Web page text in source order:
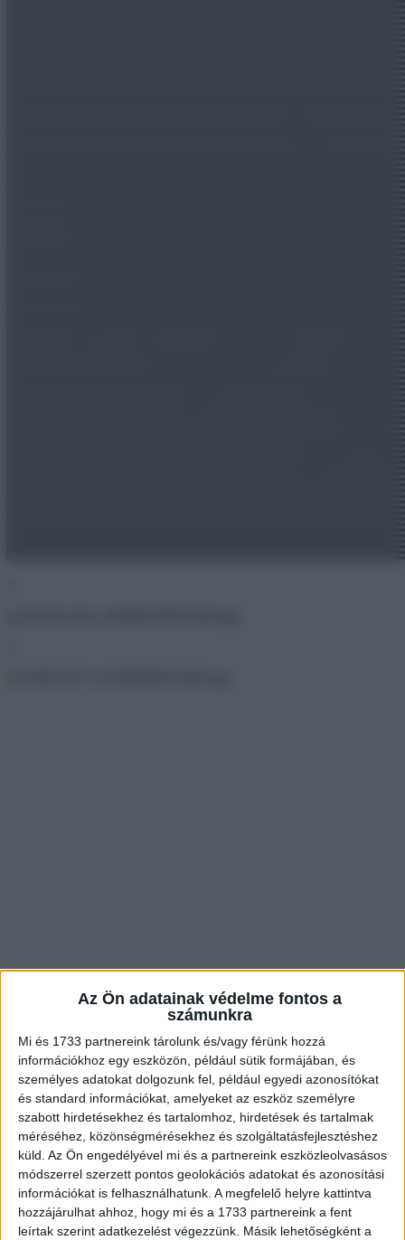
Az Ön adatainak védelme fontos a
számunkra
Mi és 1733 partnereink tárolunk és/vagy férünk hozzá
információkhoz egy eszközön, például sütik formájában, és
személyes adatokat dolgozunk fel, például egyedi azonosítókat
és standard információkat, amelyeket az eszköz személyre
szabott hirdetésekhez és tartalomhoz, hirdetések és tartalmak
méréséhez, közönségmérésekhez és szolgáltatásfejlesztéshez
küld. Az Ön engedélyével mi és a partnereink eszközleolvasásos
módszerrel szerzett pontos geolokációs adatokat és azonosítási
információkat is felhasználhatunk. A megfelelő helyre kattintva
hozzájárulhat ahhoz, hogy mi és a 1733 partnereink a fent
leírtak szerint adatkezelést végezzünk. Másik lehetőségként a